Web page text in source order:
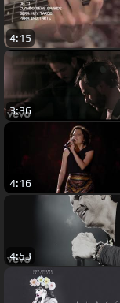
4:15
3:36
4:16
4:53